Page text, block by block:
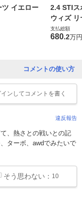
イエロー
2.4 STIス
ウィズ
支払総額
680.2万円
コメントの使い方
イン してコメントを書く
違反報告
、熱さとの戦いとの記
ターボ、awdでみたいで
そう思わない： 10